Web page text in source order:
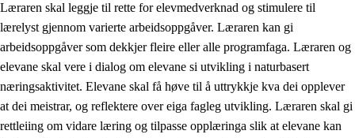
Læraren skal leggje til rette for elevmedverknad og stimulere til
lærelyst gjennom varierte arbeidsoppgåver. Læraren kan gi
arbeidsoppgåver som dekkjer fleire eller alle programfaga. Læraren og
elevane skal vere i dialog om elevane si utvikling i naturbasert
næringsaktivitet. Elevane skal få høve til å uttrykkje kva dei opplever
at dei meistrar, og reflektere over eiga fagleg utvikling. Læraren skal gi
rettleiing om vidare læring og tilpasse opplæringa slik at elevane kan